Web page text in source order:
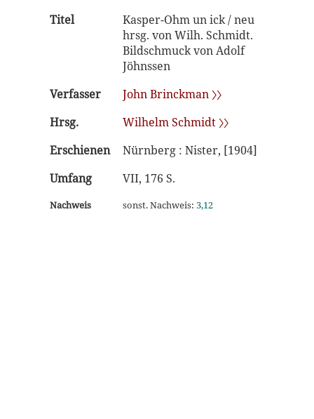
Titel
Kasper-Ohm un ick / neu
hrsg. von Wilh. Schmidt.
Bildschmuck von Adolf
Jöhnssen
Verfasser
John Brinckman 〉〉
Hrsg.
Wilhelm Schmidt 〉〉
Erschienen
Nürnberg : Nister, [1904]
Umfang
VII, 176 S.
Nachweis sonst. Nachweis: 3,12